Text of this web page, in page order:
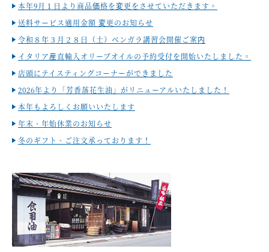
本年9月１日より商品価格を変更をさせていただきます。
送料サービス適用金額 変更のお知らせ
令和８年３月２８日（土）ベンガラ講習会開催ご案内
イタリア産直輸入オリーブオイルの予約受付を開始いたしました。
店頭にテイスティングコーナーができました
2026年より「芳香落花生油」がリニューアルいたしました！
本年もよろしくお願いいたします
年末、年始休業のお知らせ
冬のギフト、ご注文承っております！